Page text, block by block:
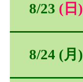
8/23 (日)
8/24 (月)